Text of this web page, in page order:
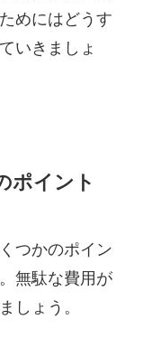
めにはどうす
いきましょ
ポイント
つかのポイン
無駄な費用が
しょう。